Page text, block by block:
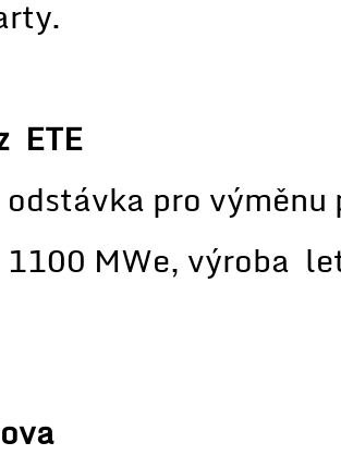
ETE
odstávka pro
1100 MWe, výroba